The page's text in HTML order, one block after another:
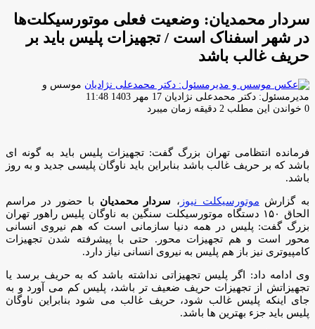
سردار محمدیان: وضعیت فعلی موتورسیکلت‌ها
در شهر اسفناک است / تجهیزات پلیس باید بر
حریف غالب باشد
موسس و
مدیرمسئول: دکتر محمدعلی نژادیان ارسال
ایمیل
17 مهر 1403 11:48
0 خواندن این مطلب 2 دقیقه زمان میبرد
فرمانده انتظامی تهران بزرگ گفت: تجهیزات پلیس باید به گونه ای
باشد که بر حریف غالب باشد بنابراین باید ناوگان پلیسی جدید و به روز
باشد.
به گزارش موتورسیکلت نیوز ، سردار محمدیان با حضور در مراسم
الحاق ۱۵۰ دستگاه موتورسیکلت سنگین به ناوگان پلیس راهور تهران
بزرگ گفت: پلیس در همه دنیا سازمانی است که هم نیروی انسانی
محور است و هم تجهیزات محور. حتی با پیشرفته شدن تجهیزات
کامپیوتری نیز باز هم پلیس به نیروی انسانی نیاز دارد.
وی ادامه داد: اگر پلیس تجهیزاتی نداشته باشد که به حریف برسد یا
تجهیزاتش از تجهیزات حریف ضعیف تر باشد، پلیس کم می آورد و به
جای اینکه پلیس غالب شود، حریف غالب می شود بنابراین ناوگان
پلیس باید جزء بهترین ها باشد.